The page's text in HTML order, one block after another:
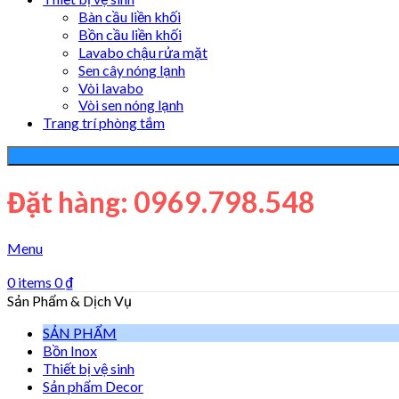
Bàn cầu liền khối
Bồn cầu liền khối
Lavabo chậu rửa mặt
Sen cây nóng lạnh
Vòi lavabo
Vòi sen nóng lạnh
Trang trí phòng tắm
Đặt hàng: 0969.798.548
Menu
0items 0₫
Sản Phẩm & Dịch Vụ
SẢN PHẨM
Bồn Inox
Thiết bị vệ sinh
Sản phẩm Decor